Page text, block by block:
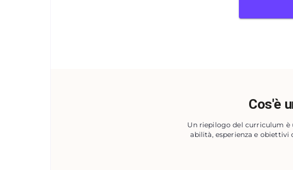
Cos'è
Un riepilogo del curriculum è
abilità, esperienza e